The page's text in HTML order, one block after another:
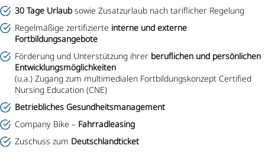
30 Tage Urlaubsowie Zusatzurlaub nach tariflicher Regelung
Regelmäßige zertifizierte interne und externe
Fortbildungsangebote
Förderung und Unterstützung ihrer beruflichen und persönlichen
Entwicklungsmöglichkeiten
(u.a.) Zugang zum multimedialen Fortbildungskonzept Certified
Nursing Education (CNE)
Betriebliches Gesundheitsmanagement
Company Bike – Fahrradleasing
Zuschuss zum Deutschlandticket